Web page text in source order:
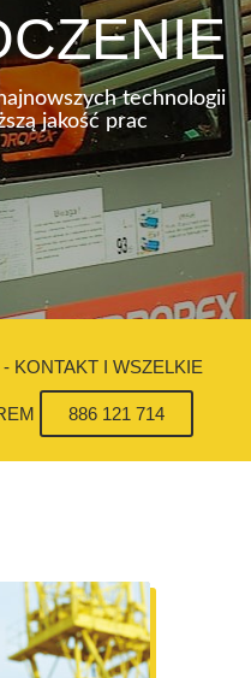
technologii
jakość prac
KONTAKT I WSZELKIE
886 121 714